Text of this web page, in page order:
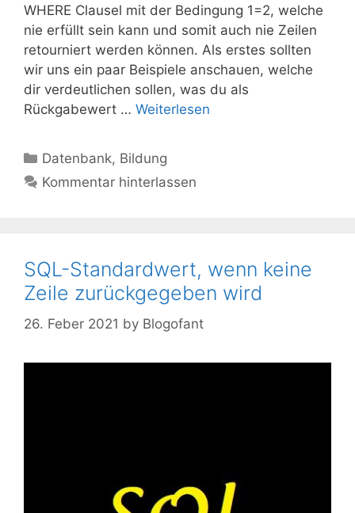
WHERE Clausel mit der Bedingung 1=2, welche
nie erfüllt sein kann und somit auch nie Zeilen
retourniert werden können. Als erstes sollten
wir uns ein paar Beispiele anschauen, welche
dir verdeutlichen sollen, was du als
Rückgabewert … Weiterlesen
Kategorien
Datenbank, Bildung
Kommentar hinterlassen
SQL-Standardwert, wenn keine
Zeile zurückgegeben wird
26. Feber 2021 by Blogofant